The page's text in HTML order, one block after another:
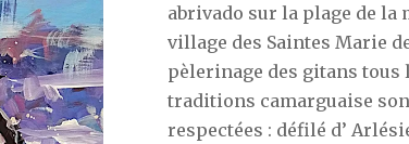
abrivado sur la plage de la
village des Saintes Marie
pèlerinage des gitans tous
traditions camarguaise
respectées : défilé d’